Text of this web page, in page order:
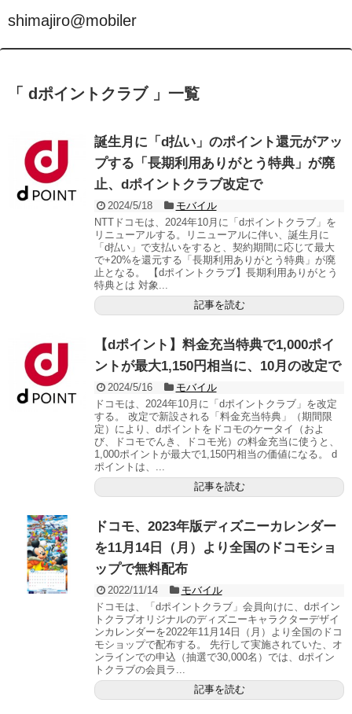
shimajiro@mobiler
「 dポイントクラブ 」一覧
誕生月に「d払い」のポイント還元がアッ
プする「長期利用ありがとう特典」が廃
止、dポイントクラブ改定で
2024/5/18
モバイル
NTTドコモは、2024年10月に「dポイントクラブ」を
リニューアルする。リニューアルに伴い、誕生月に
「d払い」で支払いをすると、契約期間に応じて最大
で+20%を還元する「長期利用ありがとう特典」が廃
止となる。 【dポイントクラブ】長期利用ありがとう
特典とは 対象...
記事を読む
【dポイント】料金充当特典で1,000ポイ
ントが最大1,150円相当に、10月の改定で
2024/5/16
モバイル
ドコモは、2024年10月に「dポイントクラブ」を改定
する。 改定で新設される「料金充当特典」（期間限
定）により、dポイントをドコモのケータイ（およ
び、ドコモでんき、ドコモ光）の料金充当に使うと、
1,000ポイントが最大で1,150円相当の価値になる。 d
ポイントは、...
記事を読む
ドコモ、2023年版ディズニーカレンダー
を11月14日（月）より全国のドコモショ
ップで無料配布
2022/11/14
モバイル
ドコモは、「dポイントクラブ」会員向けに、dポイン
トクラブオリジナルのディズニーキャラクターデザイ
ンカレンダーを2022年11月14日（月）より全国のドコ
モショップで配布する。 先行して実施されていた、オ
ンラインでの申込（抽選で30,000名）では、dポイン
トクラブの会員ラ...
記事を読む